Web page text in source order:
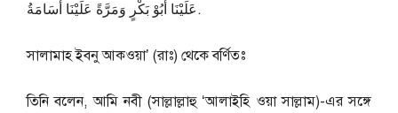
عَلَيْنَا أَبُوْ بَكْرٍ وَمَرَّةً عَلَيْنَا أُسَامَةُ.
সালামাহ ইবনু আকওয়া’ (রাঃ) থেকে বর্ণিতঃ
তিনি বলেন, আমি নবী (সাল্লাল্লাহু ‘আলাইহি ওয়া সাল্লাম)-এর সঙ্গে